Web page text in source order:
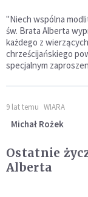
"Niech wspólna
św. Brata Alberta
każdego z
chrześcijańskiego
specjalnym
9 lat temu WIARA
Michał Rożek
Ostatnie
Alberta